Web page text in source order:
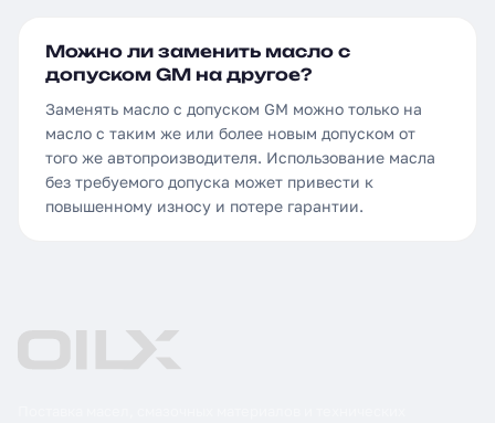
Можно ли заменить масло с
допуском GM на другое?
Заменять масло с допуском GM можно только на
масло с таким же или более новым допуском от
того же автопроизводителя. Использование масла
без требуемого допуска может привести к
повышенному износу и потере гарантии.